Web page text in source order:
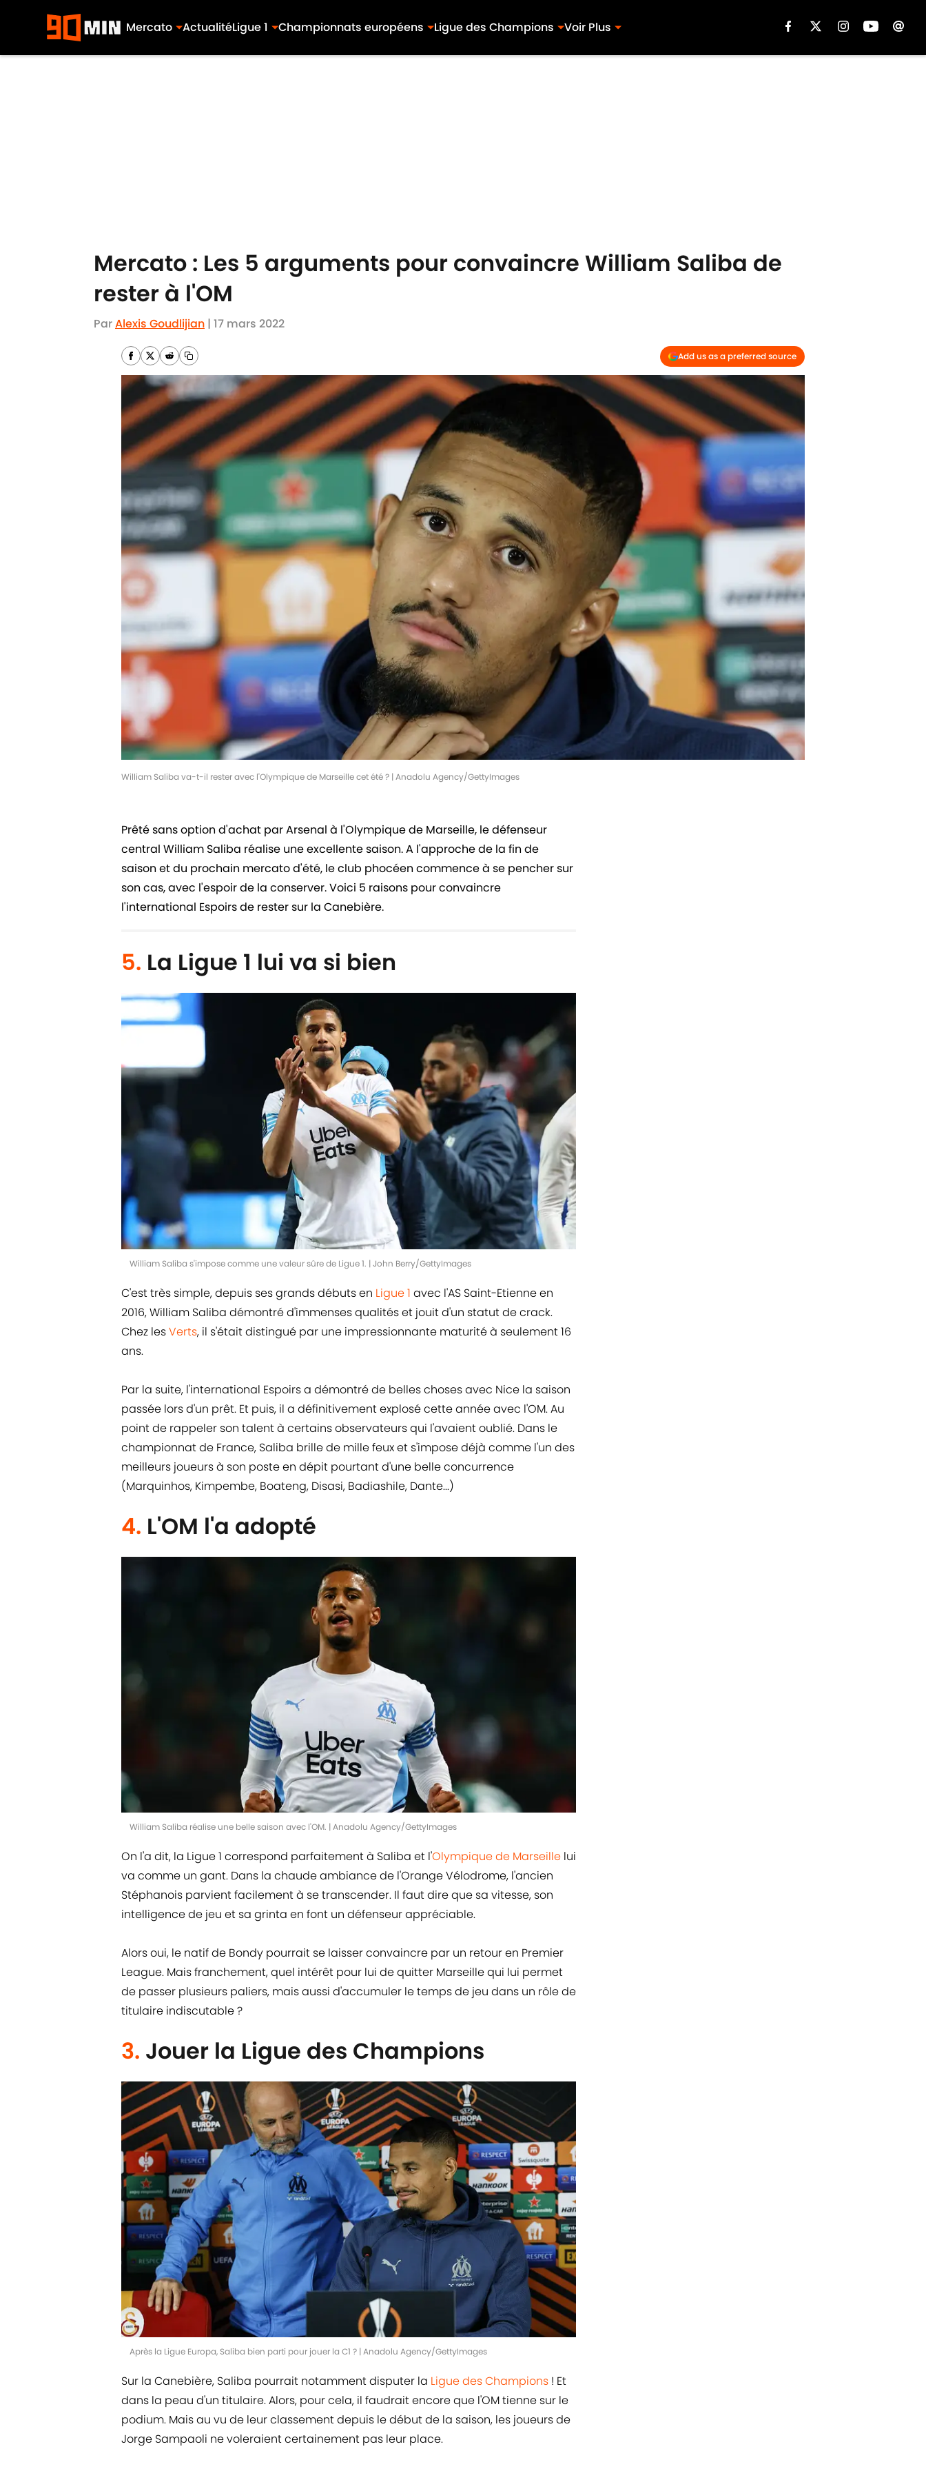
Mercato ActualitéLigue 1 Championnats européens Ligue des Champions Voir Plus
Mercato : Les 5 arguments pour convaincre William Saliba de
rester à l'OM
ParAlexis Goudlijian | 17 mars 2022
Add us as a preferred source
William Saliba va-t-il rester avec l'Olympique de Marseille cet été ? | Anadolu Agency/GettyImages
Prêté sans option d'achat par Arsenal à l'Olympique de Marseille, le défenseur
central William Saliba réalise une excellente saison. A l'approche de la fin de
saison et du prochain mercato d'été, le club phocéen commence à se pencher sur
son cas, avec l'espoir de la conserver. Voici 5 raisons pour convaincre
l'international Espoirs de rester sur la Canebière.
5. La Ligue 1 lui va si bien
William Saliba s'impose comme une valeur sûre de Ligue 1. | John Berry/GettyImages
C'est très simple, depuis ses grands débuts en Ligue 1 avec l'AS Saint-Etienne en
2016, William Saliba démontré d'immenses qualités et jouit d'un statut de crack.
Chez lesVerts, il s'était distingué par une impressionnante maturité à seulement 16
ans.
Par la suite, l'international Espoirs a démontré de belles choses avec Nice la saison
passée lors d'un prêt. Et puis, il a définitivement explosé cette année avec l'OM. Au
point de rappeler son talent à certains observateurs qui l'avaient oublié. Dans le
championnat de France, Saliba brille de mille feux et s'impose déjà comme l'un des
meilleurs joueurs à son poste en dépit pourtant d'une belle concurrence
(Marquinhos, Kimpembe, Boateng, Disasi, Badiashile, Dante...)
4. L'OM l'a adopté
William Saliba réalise une belle saison avec l'OM. | Anadolu Agency/GettyImages
On l'a dit, la Ligue 1 correspond parfaitement à Saliba et l'Olympique de Marseille lui
va comme un gant. Dans la chaude ambiance de l'Orange Vélodrome, l'ancien
Stéphanois parvient facilement à se transcender. Il faut dire que sa vitesse, son
intelligence de jeu et sa grinta en font un défenseur appréciable.
Alors oui, le natif de Bondy pourrait se laisser convaincre par un retour en Premier
League. Mais franchement, quel intérêt pour lui de quitter Marseille qui lui permet
de passer plusieurs paliers, mais aussi d'accumuler le temps de jeu dans un rôle de
titulaire indiscutable ?
3. Jouer la Ligue des Champions
Après la Ligue Europa, Saliba bien parti pour jouer la C1 ? | Anadolu Agency/GettyImages
Sur la Canebière, Saliba pourrait notamment disputer la Ligue des Champions ! Et
dans la peau d'un titulaire. Alors, pour cela, il faudrait encore que l'OM tienne sur le
podium. Mais au vu de leur classement depuis le début de la saison, les joueurs de
Jorge Sampaoli ne voleraient certainement pas leur place.